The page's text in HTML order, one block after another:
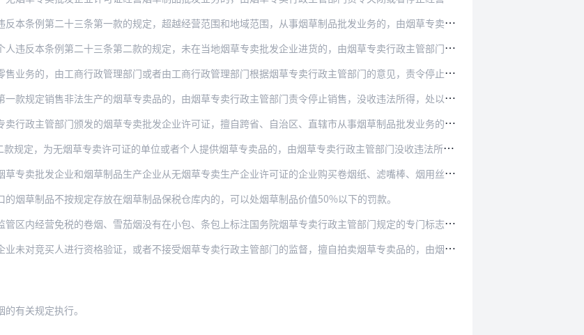
十三条第一款的规定，超越经营范围和地域范围，从事烟草制品批发业务的，由烟草专卖行政主管部门责令暂停经营批发业务，没…
第二十三条第二款的规定，未在当地烟草专卖批发企业进货的，由烟草专卖行政主管部门没收违法所得，可处以进货总额5%以上…
工商行政管理部门或者由工商行政管理部门根据烟草专卖行政主管部门的意见，责令停止经营烟草制品零售业务，没收违法所得，…
售非法生产的烟草专卖品的，由烟草专卖行政主管部门责令停止销售，没收违法所得，处以违法销售总额20%以上50%以下的罚…
门颁发的烟草专卖批发企业许可证，擅自跨省、自治区、直辖市从事烟草制品批发业务的，由烟草专卖行政主管部门处以批发总额…
无烟草专卖许可证的单位或者个人提供烟草专卖品的，由烟草专卖行政主管部门没收违法所得，并处以销售总额20%以上50%…
业和烟草制品生产企业从无烟草专卖生产企业许可证的企业购买卷烟纸、滤嘴棒、烟用丝束、烟草专用机械的，由烟草专卖行政主…
烟草制品不按规定存放在烟草制品保税仓库内的，可以处烟草制品价值50%以下的罚款。
免税的卷烟、雪茄烟没有在小包、条包上标注国务院烟草专卖行政主管部门规定的专门标志的，可以处非法经营总额50%以下的罚…
进行资格验证，或者不接受烟草专卖行政主管部门的监督，擅自拍卖烟草专卖品的，由烟草专卖行政主管部门处以拍卖的烟草专卖…
有关规定执行。